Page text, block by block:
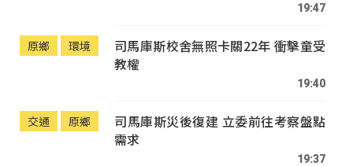
19:47
原鄉 環境
司馬庫斯校舍無照卡關22年 衝擊童受
教權
19:40
交通 原鄉
司馬庫斯災後復建 立委前往考察盤點
需求
19:37